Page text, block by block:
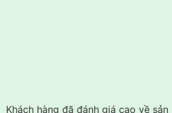
Khách hàng đã đánh giá cao về sản